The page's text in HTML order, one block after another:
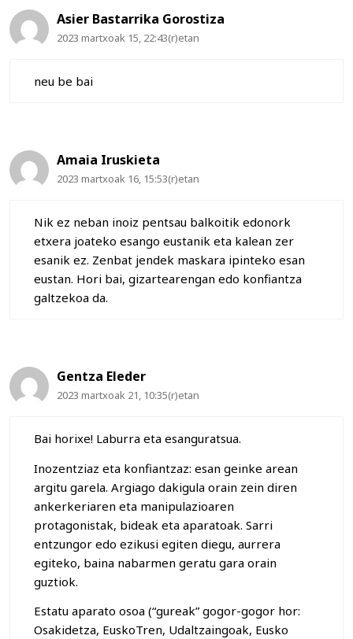
Asier Bastarrika Gorostiza
2023 martxoak 15, 22:43(r)etan
neu be bai
Amaia Iruskieta
2023 martxoak 16, 15:53(r)etan
Nik ez neban inoiz pentsau balkoitik edonork
etxera joateko esango eustanik eta kalean zer
esanik ez. Zenbat jendek maskara ipinteko esan
eustan. Hori bai, gizartearengan edo konfiantza
galtzekoa da.
Gentza Eleder
2023 martxoak 21, 10:35(r)etan
Bai horixe! Laburra eta esanguratsua.
Inozentziaz eta konfiantzaz: esan geinke arean
argitu garela. Argiago dakigula orain zein diren
ankerkeriaren eta manipulazioaren
protagonistak, bideak eta aparatoak. Sarri
entzungor edo ezikusi egiten diegu, aurrera
egiteko, baina nabarmen geratu gara orain
guztiok.
Estatu aparato osoa (“gureak” gogor-gogor hor:
Osakidetza, EuskoTren, Udaltzaingoak, Eusko